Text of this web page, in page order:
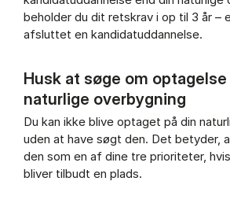
beholder du dit retskrav i op til 3 år –
afsluttet en kandidatuddannelse.
Husk at søge om optagelse
naturlige overbygning
Du kan ikke blive optaget på din
uden at have søgt den. Det betyder,
den som en af dine tre prioriteter,
bliver tilbudt en plads.